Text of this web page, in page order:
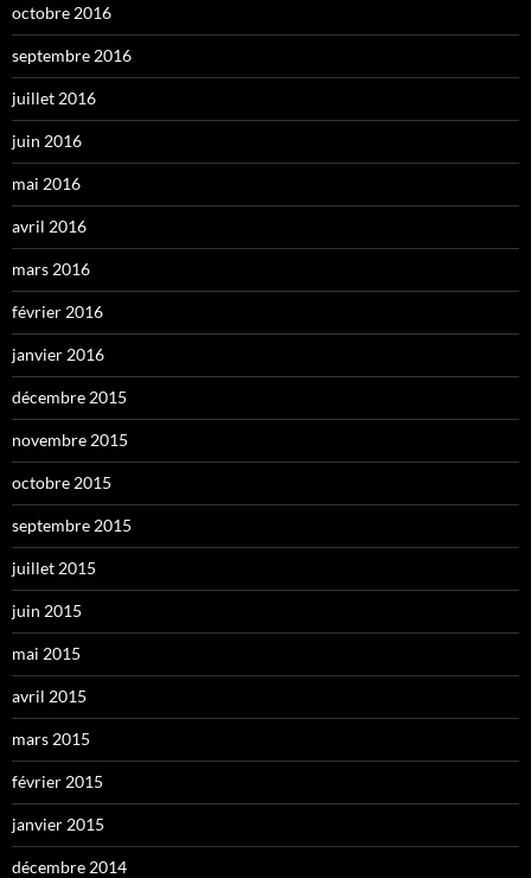
octobre 2016
septembre 2016
juillet 2016
juin 2016
mai 2016
avril 2016
mars 2016
février 2016
janvier 2016
décembre 2015
novembre 2015
octobre 2015
septembre 2015
juillet 2015
juin 2015
mai 2015
avril 2015
mars 2015
février 2015
janvier 2015
décembre 2014